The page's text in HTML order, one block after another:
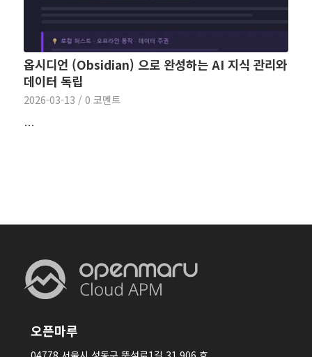
옵시디언 (Obsidian) 으로 완성하는 AI 지식 관리와
데이터 독립
2026-03-13 / 0 코멘트
…
오픈마루